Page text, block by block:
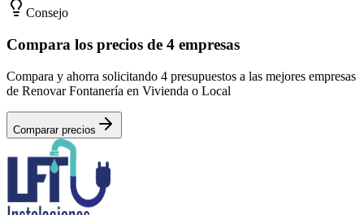
Consejo
Compara los precios de 4 empresas
Compara y ahorra solicitando 4 presupuestos a las mejores empresas
de Renovar Fontanería en Vivienda o Local
Comparar precios